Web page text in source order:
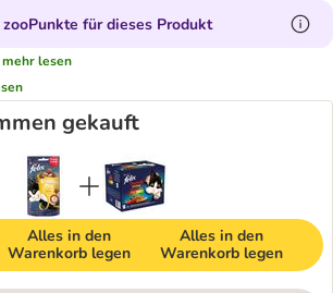
für dieses Produkt
mehr lesen
gekauft
Alles in den
Warenkorb legen
Alles in den
Warenkorb legen